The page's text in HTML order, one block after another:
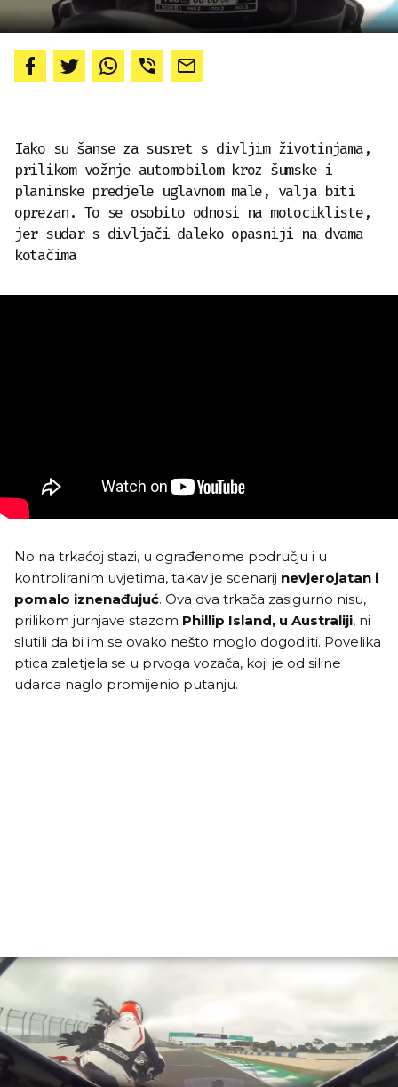
Iako su šanse za susret s divljim životinjama,
prilikom vožnje automobilom kroz šumske i
planinske predjele uglavnom male, valja biti
oprezan. To se osobito odnosi na motocikliste,
jer sudar s divljači daleko opasniji na dvama
kotačima
No na trkaćoj stazi, u ograđenome području i u
kontroliranim uvjetima, takav je scenarij nevjerojatan i
pomalo iznenađujuć. Ova dva trkača zasigurno nisu,
prilikom jurnjave stazom Phillip Island, u Australiji, ni
slutili da bi im se ovako nešto moglo dogodiiti. Povelika
ptica zaletjela se u prvoga vozača, koji je od siline
udarca naglo promijenio putanju.